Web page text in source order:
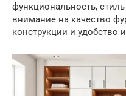
функциональность,
внимание на качество
конструкции и удобство